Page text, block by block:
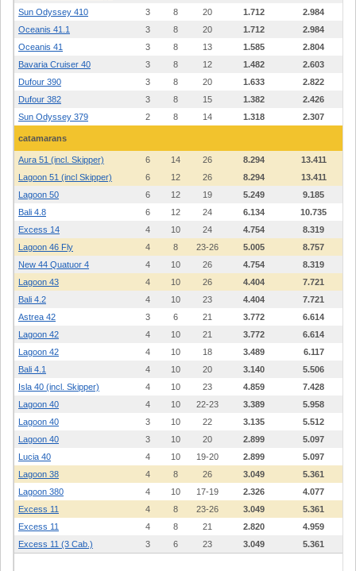
Sun Odyssey 410
3 8 20 1.712
2.984
Oceanis 41.1
3 8 20 1.712
2.984
Oceanis 41
3 8 13 1.585
2.804
Bavaria Cruiser 40
3 8 12 1.482
2.603
Dufour 390
3 8 20 1.633
2.822
Dufour 382
3 8 15 1.382
2.426
Sun Odyssey 379
2 8 14 1.318 2.307
catamarans
Aura 51 (incl. Skipper) 6 14 26 8.294
13.411
Lagoon 51 (incl Skipper)
6 12 26 8.294
13.411
Lagoon 50
6 12 19 5.249
9.185
Bali 4.8
6 12 24 6.134
10.735
Excess 14
4 10 24 4.754
8.319
Lagoon 46 Fly
4 8 23-26 5.005
8.757
New 44 Quatuor 4
4 10 26 4.754
8.319
Lagoon 43
4 10 26 4.404
7.721
Bali 4.2
4 10 23 4.404
7.721
Astrea 42
3 6 21 3.772
6.614
Lagoon 42
4 10 21 3.772
6.614
Lagoon 42
4 10 18 3.489
6.117
Bali 4.1
4 10 20 3.140
5.506
Isla 40 (incl. Skipper)
4 10 23 4.859
7.428
Lagoon 40
4 10 22-23 3.389
5.958
Lagoon 40
3 10 22 3.135
5.512
Lagoon 40
3 10 20 2.899
5.097
Lucia 40
4 10 19-20 2.899
5.097
Lagoon 38
4 8 26 3.049
5.361
Lagoon 380
4 10 17-19 2.326
4.077
Excess 11
4 8 23-26 3.049
5.361
Excess 11
4 8 21 2.820
4.959
Excess 11 (3 Cab.)
3 6 23 3.049 5.361